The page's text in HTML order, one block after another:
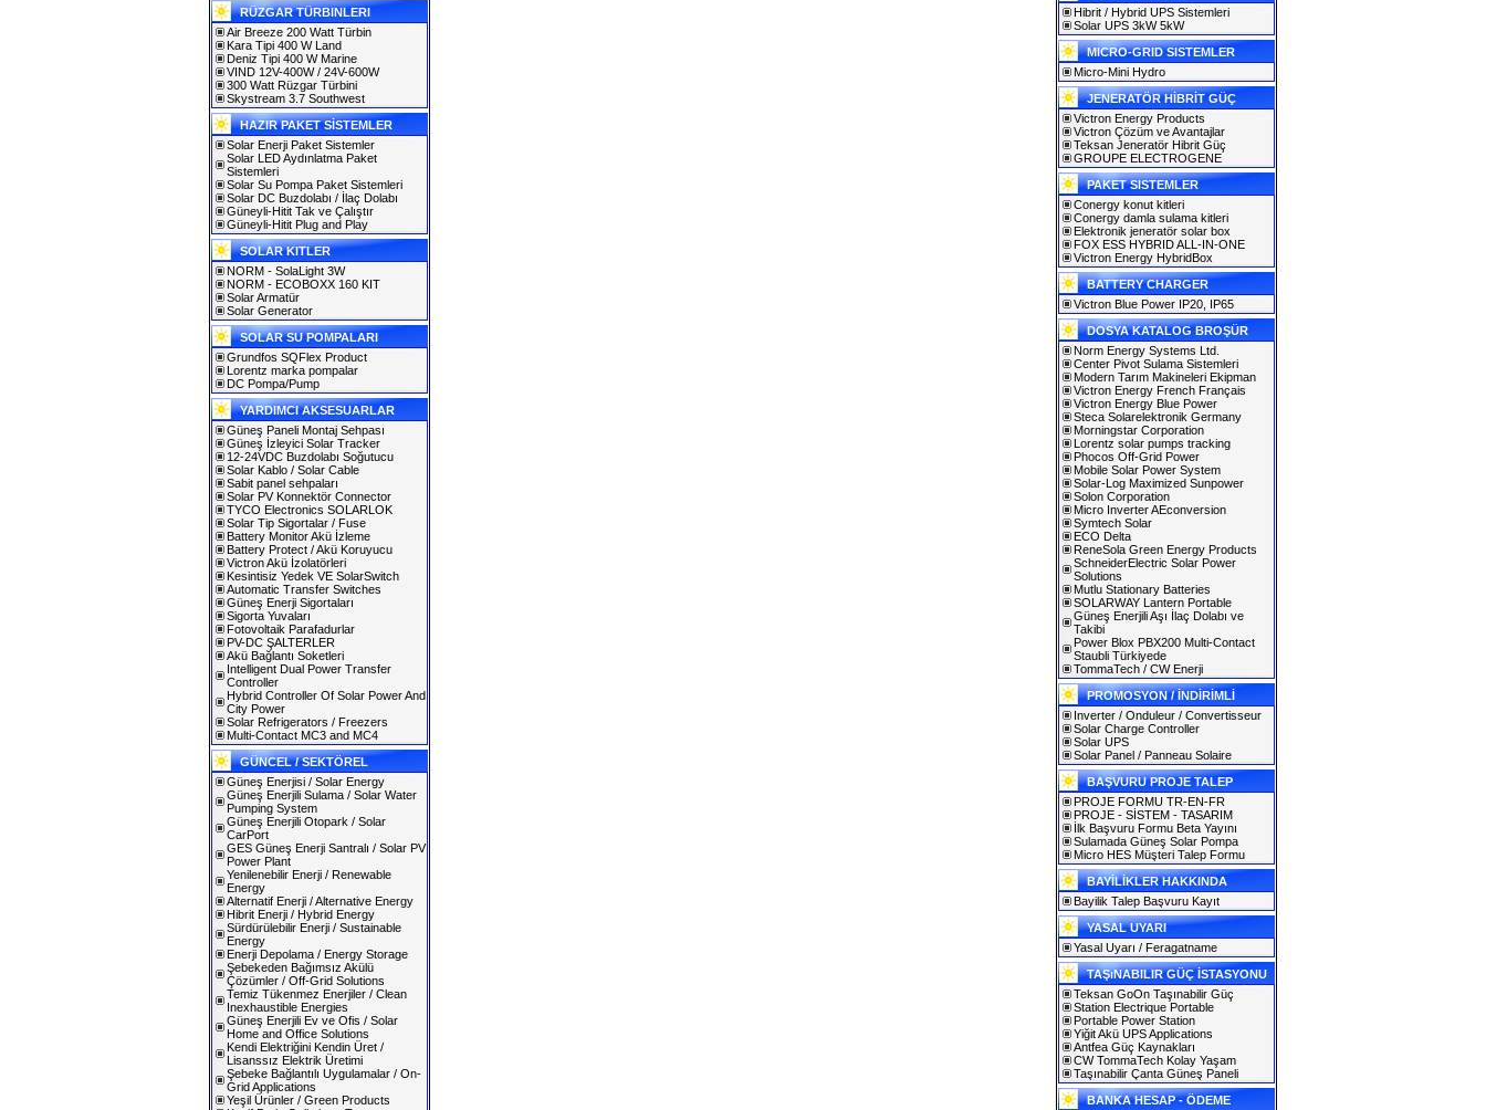
RÜZGAR TÜRBINLERI
Air Breeze 200 Watt Türbin
Kara Tipi 400 W Land
Deniz Tipi 400 W Marine
VIND 12V-400W / 24V-600W
300 Watt Rüzgar Türbini
Skystream 3.7 Southwest
HAZIR PAKET SİSTEMLER
Solar Enerji Paket Sistemler
Solar LED Aydınlatma Paket
Sistemleri
Solar Su Pompa Paket Sistemleri
Solar DC Buzdolabı / İlaç Dolabı
Güneyli-Hitit Tak ve Çalıştır
Güneyli-Hitit Plug and Play
SOLAR KITLER
NORM - SolaLight 3W
NORM - ECOBOXX 160 KIT
Solar Armatür
Solar Generator
SOLAR SU POMPALARI
Grundfos SQFlex Product
Lorentz marka pompalar
DC Pompa/Pump
YARDIMCI AKSESUARLAR
Güneş Paneli Montaj Sehpası
Güneş İzleyici Solar Tracker
12-24VDC Buzdolabı Soğutucu
Solar Kablo / Solar Cable
Sabit panel sehpaları
Solar PV Konnektör Connector
TYCO Electronics SOLARLOK
Solar Tip Sigortalar / Fuse
Battery Monitor Akü İzleme
Battery Protect / Akü Koruyucu
Victron Akü İzolatörleri
Kesintisiz Yedek VE SolarSwitch
Automatic Transfer Switches
Güneş Enerji Sigortaları
Sigorta Yuvaları
Fotovoltaik Parafadurlar
PV-DC ŞALTERLER
Akü Bağlantı Soketleri
Intelligent Dual Power Transfer
Controller
Hybrid Controller Of Solar Power And
City Power
Solar Refrigerators / Freezers
Multi-Contact MC3 and MC4
GÜNCEL / SEKTÖREL
Güneş Enerjisi / Solar Energy
Güneş Enerjili Sulama / Solar Water
Pumping System
Güneş Enerjili Otopark / Solar
CarPort
GES Güneş Enerji Santralı / Solar PV
Power Plant
Yenilenebilir Enerji / Renewable
Energy
Alternatif Enerji / Alternative Energy
Hibrit Enerji / Hybrid Energy
Sürdürülebilir Enerji / Sustainable
Energy
Enerji Depolama / Energy Storage
Şebekeden Bağımsız Akülü
Çözümler / Off-Grid Solutions
Temiz Tükenmez Enerjiler / Clean
Inexhaustible Energies
Güneş Enerjili Ev ve Ofis / Solar
Home and Office Solutions
Kendi Elektriğini Kendin Üret /
Lisanssız Elektrik Üretimi
Şebeke Bağlantılı Uygulamalar / On-
Grid Applications
Yeşil Ürünler / Green Products
Hibrit / Hybrid UPS Sistemleri
Solar UPS 3kW 5kW
MICRO-GRID SISTEMLER
Micro-Mini Hydro
JENERATÖR HİBRİT GÜÇ
Victron Energy Products
Victron Çözüm ve Avantajlar
Teksan Jeneratör Hibrit Güç
GROUPE ELECTROGENE
PAKET SISTEMLER
Conergy konut kitleri
Conergy damla sulama kitleri
Elektronik jeneratör solar box
FOX ESS HYBRID ALL-IN-ONE
Victron Energy HybridBox
BATTERY CHARGER
Victron Blue Power IP20, IP65
DOSYA KATALOG BROŞÜR
Norm Energy Systems Ltd.
Center Pivot Sulama Sistemleri
Modern Tarım Makineleri Ekipman
Victron Energy French Français
Victron Energy Blue Power
Steca Solarelektronik Germany
Morningstar Corporation
Lorentz solar pumps tracking
Phocos Off-Grid Power
Mobile Solar Power System
Solar-Log Maximized Sunpower
Solon Corporation
Micro Inverter AEconversion
Symtech Solar
ECO Delta
ReneSola Green Energy Products
SchneiderElectric Solar Power
Solutions
Mutlu Stationary Batteries
SOLARWAY Lantern Portable
Güneş Enerjili Aşı İlaç Dolabı ve
Takibi
Power Blox PBX200 Multi-Contact
Staubli Türkiyede
TommaTech / CW Enerji
PROMOSYON / İNDİRİMLİ
Inverter / Onduleur / Convertisseur
Solar Charge Controller
Solar UPS
Solar Panel / Panneau Solaire
BAŞVURU PROJE TALEP
PROJE FORMU TR-EN-FR
PROJE - SİSTEM - TASARIM
İlk Başvuru Formu Beta Yayını
Sulamada Güneş Solar Pompa
Micro HES Müşteri Talep Formu
BAYİLİKLER HAKKINDA
Bayilik Talep Başvuru Kayıt
YASAL UYARI
Yasal Uyarı / Feragatname
TAŞıNABILIR GÜÇ İSTASYONU
Teksan GoOn Taşınabilir Güç
Station Electrique Portable
Portable Power Station
Yiğit Akü UPS Applications
Antfea Güç Kaynakları
CW TommaTech Kolay Yaşam
Taşınabilir Çanta Güneş Paneli
BANKA HESAP - ÖDEME